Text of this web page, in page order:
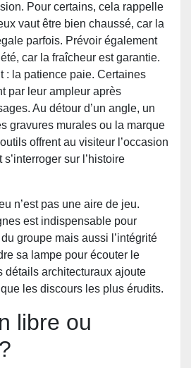
Pour certains, cela rappelle
vaut être bien chaussé, car la
parfois. Prévoir également
car la fraîcheur est garantie.
: la patience paie. Certaines
par leur ampleur après
Au détour d’un angle, un
gravures murales ou la marque
offrent au visiteur l’occasion
sur l’histoire
n’est pas une aire de jeu.
est indispensable pour
groupe mais aussi l’intégrité
sa lampe pour écouter le
détails architecturaux ajoute
les discours les plus érudits.
libre ou